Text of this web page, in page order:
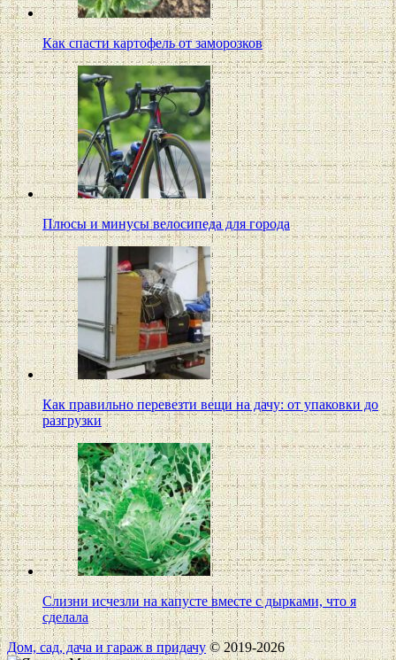
Как спасти картофель от заморозков
Плюсы и минусы велосипеда для города
Как правильно перевезти вещи на дачу: от упаковки до
разгрузки
Слизни исчезли на капусте вместе с дырками, что я
сделала
Дом, сад, дача и гараж в придачу© 2019-2026